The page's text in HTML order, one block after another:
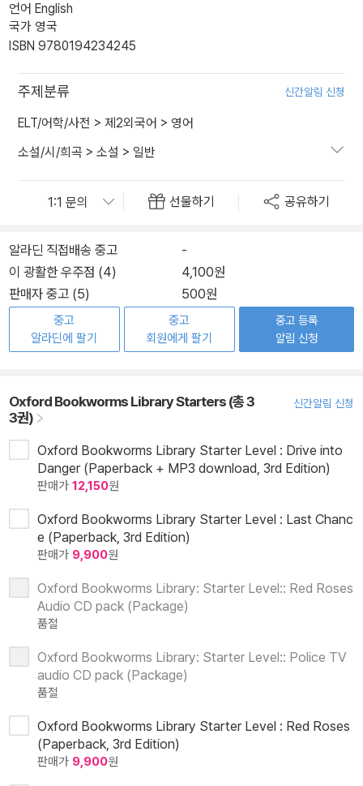
언어 English
국가 영국
ISBN 9780194234245
주제분류 신간알림 신청
ELT/어학/사전 > 제2외국어 > 영어
소설/시/희곡 > 소설 > 일반
선물하기 공유하기
알라딘 직접배송 중고
-
이 광활한 우주점 (4)
4,100원
판매자 중고 (5)
500원
중고
알라딘에 팔기
중고
회원에게 팔기
중고 등록
알림 신청
Oxford Bookworms Library Starters (총 3
3권)
신간알림 신청
Oxford Bookworms Library Starter Level : Drive into
Danger (Paperback + MP3 download, 3rd Edition)
판매가 12,150원
Oxford Bookworms Library Starter Level : Last Chanc
e (Paperback, 3rd Edition)
판매가 9,900원
Oxford Bookworms Library: Starter Level:: Red Roses
Audio CD pack (Package)
품절
Oxford Bookworms Library: Starter Level:: Police TV
audio CD pack (Package)
품절
Oxford Bookworms Library Starter Level : Red Roses
(Paperback, 3rd Edition)
판매가 9,900원